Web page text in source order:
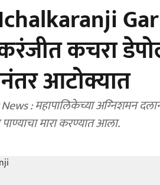
कचरा
आटोक्यात
: महापालिकेच्या अग्‍निशमन
मारा करण्यात आला.